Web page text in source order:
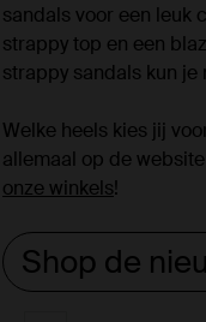
sandals voor een leuk
strappy top en een
strappy sandals kun je
Welke heels kies jij
allemaal op de
onze winkels!
Shop de